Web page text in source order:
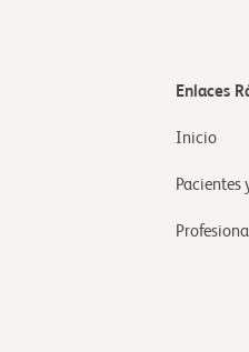
Enlaces
Inicio
Pacientes